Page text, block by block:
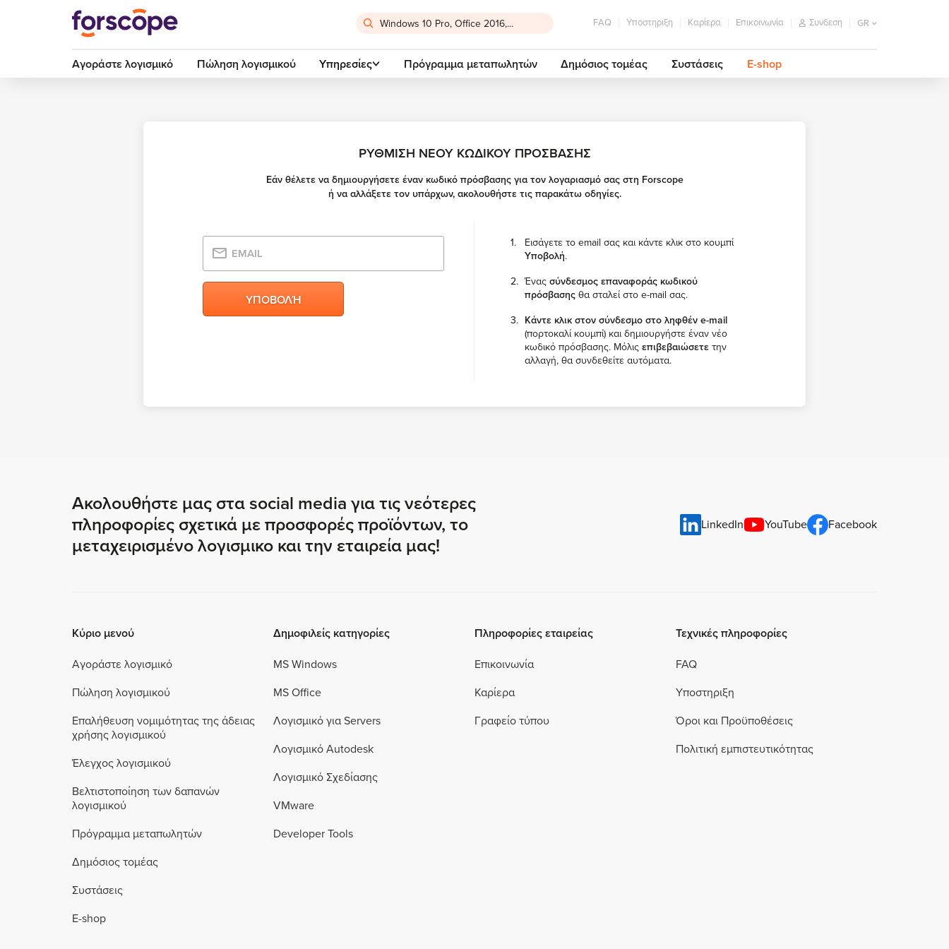
FAQ Υποστηριξη Καρίερα Επικοινωνία Συνδεση GR
Αγοράστε λογισμικό Πώληση λογισμικού Υπηρεσίες Πρόγραμμα μεταπωλητών Δημόσιος τομέας Συστάσεις E-shop
ΡΥΘΜΙΣΗ ΝΕΟΥ ΚΩΔΙΚΟΥ ΠΡΟΣΒΑΣΗΣ
Εάν θέλετε να δημιουργήσετε έναν κωδικό πρόσβασης για τον λογαριασμό σας στη Forscope
ή να αλλάξετε τον υπάρχων, ακολουθήστε τις παρακάτω οδηγίες.
EMAIL
ΥΠΟΒΟΛΉ
Εισάγετε το email σας και κάντε κλικ στο κουμπί
Υποβολή.
Ένας σύνδεσμος επαναφοράς κωδικού
πρόσβασης θα σταλεί στο e-mail σας.
Κάντε κλικ στον σύνδεσμο στο ληφθέν e-mail
(πορτοκαλί κουμπί) και δημιουργήστε έναν νέο
κωδικό πρόσβασης. Μόλις επιβεβαιώσετε την
αλλαγή, θα συνδεθείτε αυτόματα.
Ακολουθήστε μας στα social media για τις νεότερες
πληροφορίες σχετικά με προσφορές προϊόντων, το
μεταχειρισμένο λογισμικο και την εταιρεία μας!
LinkedIn YouTube Facebook
Κύριο μενού
Αγοράστε λογισμικό
Πώληση λογισμικού
Επαλήθευση νομιμότητας της άδειας
χρήσης λογισμικού
Έλεγχος λογισμικού
Βελτιστοποίηση των δαπανών
λογισμικού
Πρόγραμμα μεταπωλητών
Δημόσιος τομέας
Συστάσεις
E-shop
Δημοφιλείς κατηγορίες
MS Windows
MS Office
Λογισμικό για Servers
Λογισμικό Autodesk
Λογισμικό Σχεδίασης
VMware
Developer Tools
Πληροφορίες εταιρείας
Επικοινωνία
Καρίερα
Γραφείο τύπου
Τεχνικές πληροφορίες
FAQ
Υποστηριξη
Όροι και Προϋποθέσεις
Πολιτική εμπιστευτικότητας